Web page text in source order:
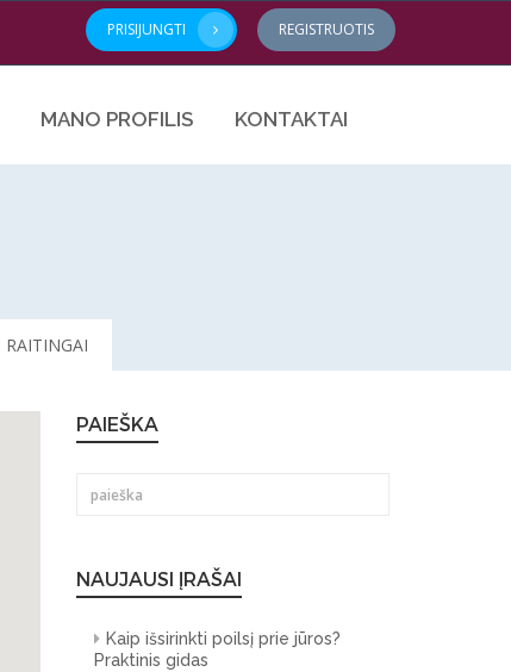
PRISIJUNGTI REGISTRUOTIS
MANO PROFILIS KONTAKTAI
RAITINGAI
PAIEŠKA
NAUJAUSI ĮRAŠAI
Kaip išsirinkti poilsį prie jūros?
Praktinis gidas